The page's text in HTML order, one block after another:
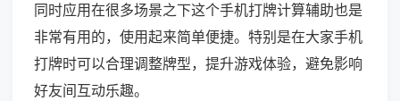
同时应用在很多场景之下这个手机打牌计算辅助也是
非常有用的，使用起来简单便捷。特别是在大家手机
打牌时可以合理调整牌型，提升游戏体验，避免影响
好友间互动乐趣。